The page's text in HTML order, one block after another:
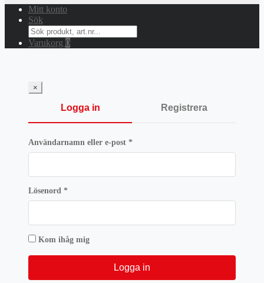
Mitt konto
Sök
Search
for:
Varukorg 0
×
Logga in Registrera
Användarnamn eller e-post *Obligatoriskt
Lösenord *Obligatoriskt
Kom ihåg mig
Logga in